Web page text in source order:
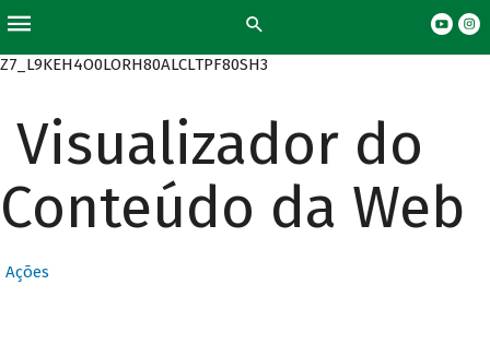
Z7_L9KEH4O0LORH80ALCLTPF80SH3
Visualizador do
Conteúdo da Web
Ações